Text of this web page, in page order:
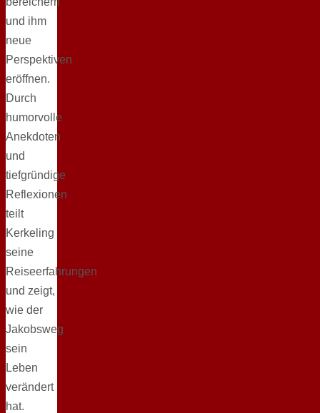
und ihm
neue
Perspektiven
eröffnen.
Durch
humorvolle
Anekdoten
und
tiefgründige
Reflexionen
teilt
Kerkeling
seine
Reiseerfahrungen
und zeigt,
wie der
Jakobsweg
sein
Leben
verändert
hat.